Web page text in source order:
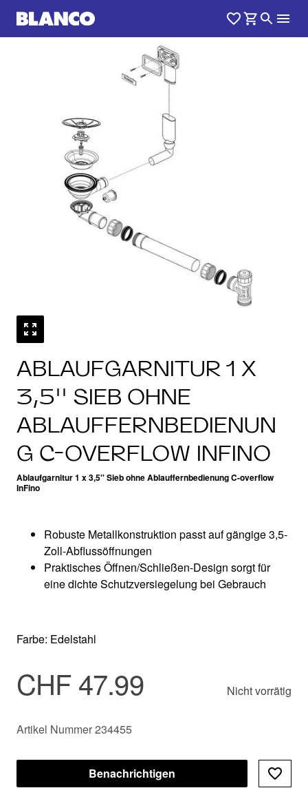
ABLAUFGARNITUR 1 X
3,5'' SIEB OHNE
ABLAUFFERNBEDIENUN
G C-OVERFLOW INFINO
Ablaufgarnitur 1 x 3,5'' Sieb ohne Ablauffernbedienung C-overflow
InFino
Robuste Metallkonstruktion passt auf gängige 3,5-
Zoll-Abflussöffnungen
Praktisches Öffnen/Schließen-Design sorgt für
eine dichte Schutzversiegelung bei Gebrauch
Farbe: Edelstahl
CHF 47.99 Nicht vorrätig
Artikel Nummer 234455
Benachrichtigen